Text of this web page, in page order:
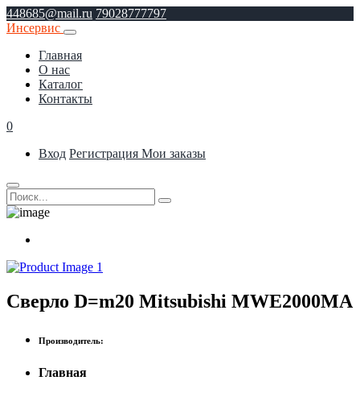
448685@mail.ru 79028777797
Инсервис
Главная
О нас
Каталог
Контакты
0
Вход Регистрация Мои заказы
Сверло D=m20 Mitsubishi MWE2000MA
Производитель:
Главная